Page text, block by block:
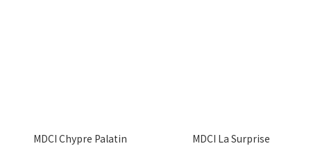
MDCI Chypre Palatin MDCI La Surprise